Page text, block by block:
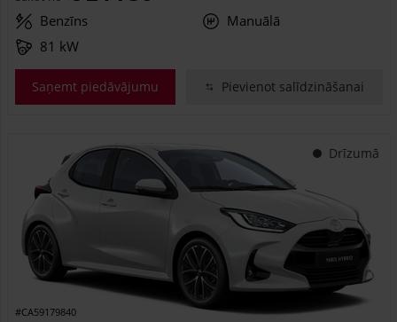
Benzīns
Manuālā
81 kW
Saņemt piedāvājumu Pievienot salīdzināšanai
Drīzumā
#CA59179840